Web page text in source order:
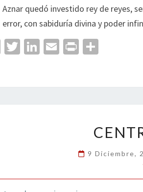
Aznar quedó investido rey de reyes,
error, con sabiduría divina y poder
Fa
o
T
Li
n
E
Pr
ar
tir
9 Diciembre,